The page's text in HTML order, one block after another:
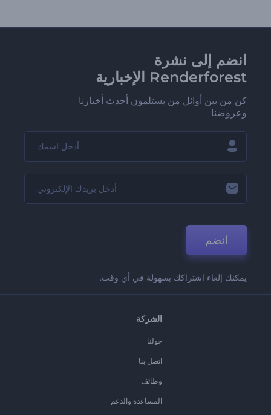
انضم إلى نشرة
Renderforest الإخبارية
كن من بين أوائل من يستلمون أحدث أخبارنا
وعروضنا
انضم
يمكنك إلغاء اشتراكك بسهولة في أي وقت.
الشركة
حولنا
اتصل بنا
وظائف
المساعدة والدعم